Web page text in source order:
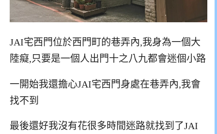
JAI宅西門位於西門町的巷弄內,我身為一個大
陸癡,只要是一個人出門十之八九都會迷個小路
一開始我還擔心JAI宅西門身處在巷弄內,我會
找不到
最後還好我沒有花很多時間迷路就找到了JAI